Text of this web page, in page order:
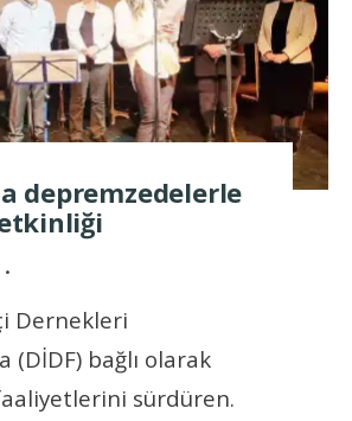
depremzedelerle
•
Dernekleri
(DİDF) bağlı olarak
sürdüren.